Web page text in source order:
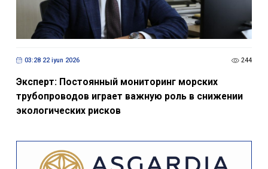
03:28 22 iyun 2026 244
Эксперт: Постоянный мониторинг морских
трубопроводов играет важную роль в снижении
экологических рисков